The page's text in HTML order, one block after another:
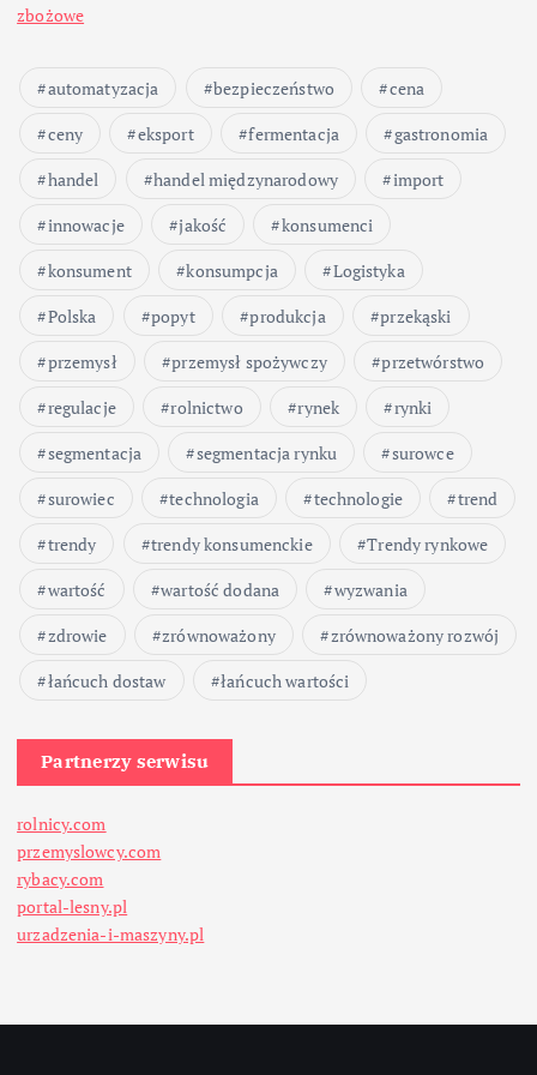
w
a
n
i
e
w
p
i
s
ó
w
zbożowe
automatyzacja bezpieczeństwo
cena
ceny
eksport fermentacja
gastronomia
handel
handel międzynarodowy
import
innowacje
jakość
konsumenci
konsument
konsumpcja
Logistyka
Polska
popyt produkcja
przekąski
przemysł
przemysł spożywczy
przetwórstwo
regulacje
rolnictwo rynek
rynki
segmentacja
segmentacja rynku
surowce
surowiec
technologia technologie
trend
trendy
trendy konsumenckie
Trendy rynkowe
wartość
wartość dodana
wyzwania
zdrowie
zrównoważony
zrównoważony rozwój
łańcuch dostaw
łańcuch wartości
Partnerzy serwisu
rolnicy.com
przemyslowcy.com
rybacy.com
portal-lesny.pl
urzadzenia-i-maszyny.pl